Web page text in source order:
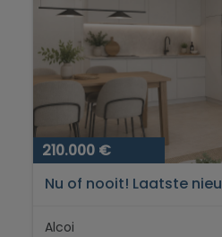
210.000 €
Nu of nooit! Laatste
Alcoi